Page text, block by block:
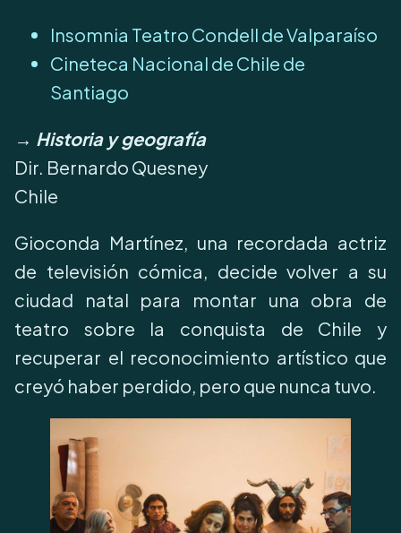
Insomnia Teatro Condell de Valparaíso
Cineteca Nacional de Chile de
Santiago
→ Historia y geografía
Dir. Bernardo Quesney
Chile
Gioconda Martínez, una recordada actriz
de televisión cómica, decide volver a su
ciudad natal para montar una obra de
teatro sobre la conquista de Chile y
recuperar el reconocimiento artístico que
creyó haber perdido, pero que nunca tuvo.